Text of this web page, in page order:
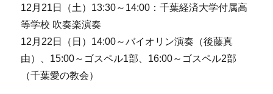
12月21日（土）13:30～14:00：千葉経済大学付属高
等学校 吹奏楽演奏
12月22日（日）14:00～バイオリン演奏（後藤真
由）、15:00～ゴスペル1部、16:00～ゴスペル2部
（千葉愛の教会）